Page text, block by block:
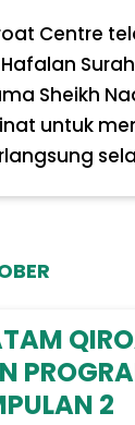
Centre
Sheikh
untuk
2